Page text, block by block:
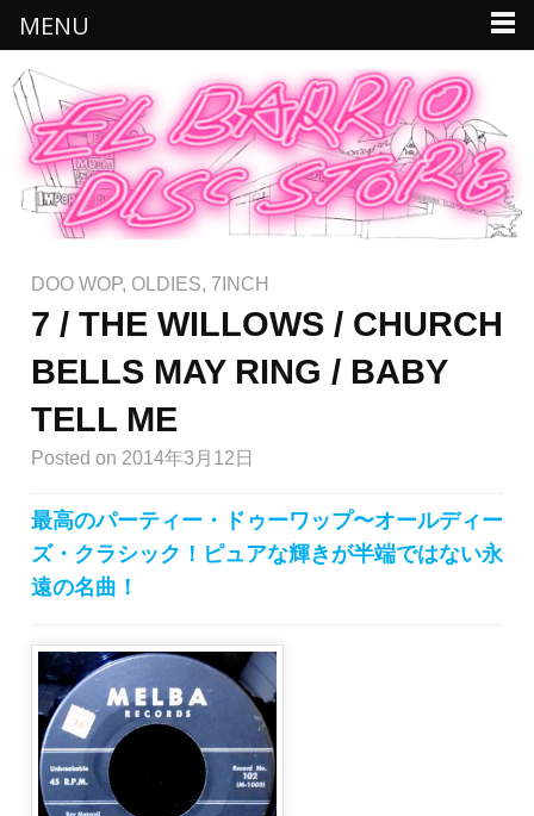
DOO WOP, OLDIES, 7INCH
7 / THE WILLOWS / CHURCH
BELLS MAY RING / BABY
TELL ME
Posted on 2014年3月12日
最高のパーティー・ドゥーワップ〜オールディー
ズ・クラシック！ピュアな輝きが半端ではない永
遠の名曲！
MENU